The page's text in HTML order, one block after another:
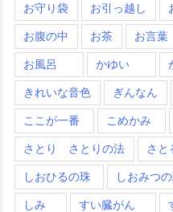
お守り袋 お引っ越し
お腹の中 お茶 お言葉
お風呂 かゆい
きれいな音色 ぎんなん
ここが一番 こめかみ
さとり さとりの法 さと
しおひるの珠 しおみつ
しみ すい臓がん